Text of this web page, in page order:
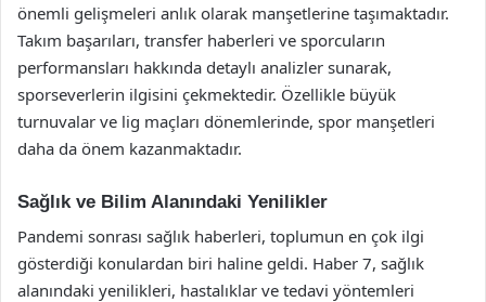
önemli gelişmeleri anlık olarak manşetlerine taşımaktadır.
Takım başarıları, transfer haberleri ve sporcuların
performansları hakkında detaylı analizler sunarak,
sporseverlerin ilgisini çekmektedir. Özellikle büyük
turnuvalar ve lig maçları dönemlerinde, spor manşetleri
daha da önem kazanmaktadır.
Sağlık ve Bilim Alanındaki Yenilikler
Pandemi sonrası sağlık haberleri, toplumun en çok ilgi
gösterdiği konulardan biri haline geldi. Haber 7, sağlık
alanındaki yenilikleri, hastalıklar ve tedavi yöntemleri